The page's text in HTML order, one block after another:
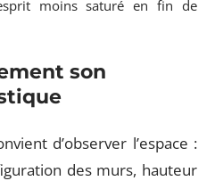
moins saturé en fin de
son
d’observer l’espace :
des murs, hauteur